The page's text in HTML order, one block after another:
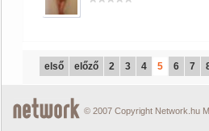
első előző 2 3 4 5 6 7
© 2007 Copyright Network.hu